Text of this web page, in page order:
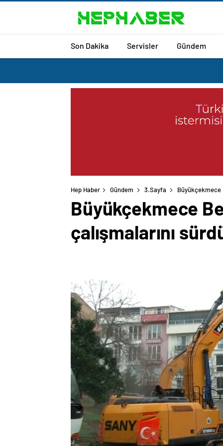
Son Dakika Servisler Gündem
Hep Haber Gündem 3.Sayfa Büyükçekmece
Büyükçekmece
çalışmalarını